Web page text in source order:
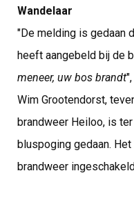
Wandelaar
"De melding is gedaan
heeft aangebeld bij de
meneer, uw bos brandt
Wim Grootendorst,
brandweer Heiloo, is
bluspoging gedaan.
brandweer